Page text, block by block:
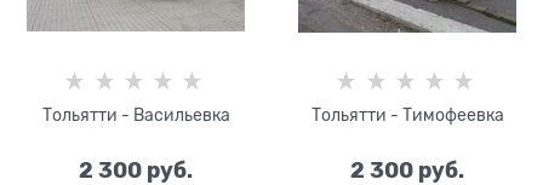
Тольятти - Васильевка
2 300 руб.
Тольятти - Тимофеевка
2 300 руб.